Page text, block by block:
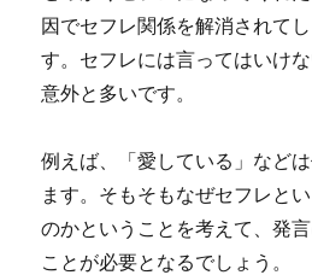
因でセフレ関係を解消されて
す。セフレには言ってはいけな
意外と多いです。
例えば、「愛している」など
ます。そもそもなぜセフレと
のかということを考えて、発
ことが必要となるでしょう。